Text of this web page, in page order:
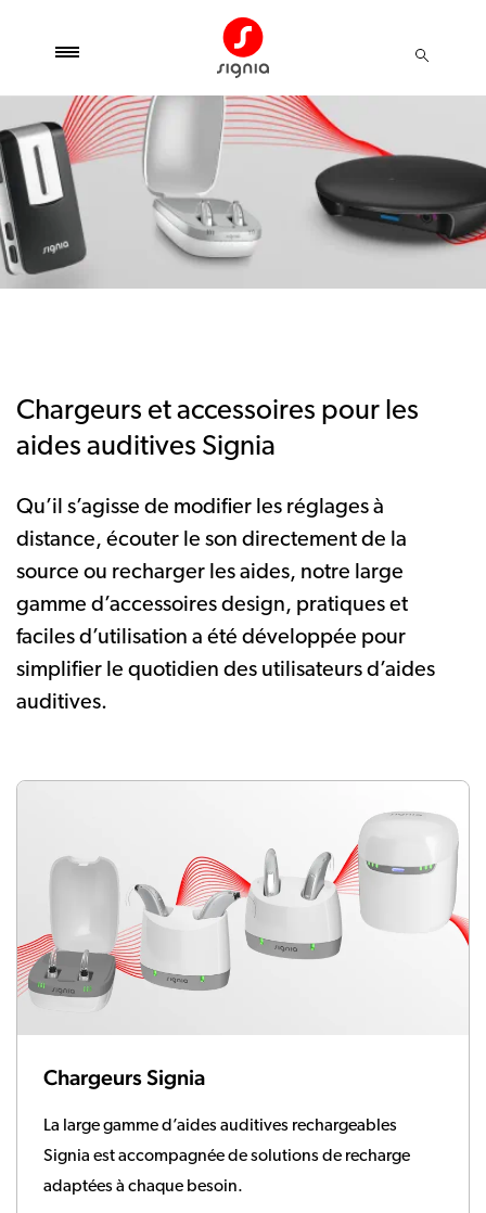
Chargeurs et accessoires pour les
aides auditives Signia
Qu’il s’agisse de modifier les réglages à
distance, écouter le son directement de la
source ou recharger les aides, notre large
gamme d’accessoires design, pratiques et
faciles d’utilisation a été développée pour
simplifier le quotidien des utilisateurs d’aides
auditives.
Chargeurs Signia
La large gamme d’aides auditives rechargeables
Signia est accompagnée de solutions de recharge
adaptées à chaque besoin.